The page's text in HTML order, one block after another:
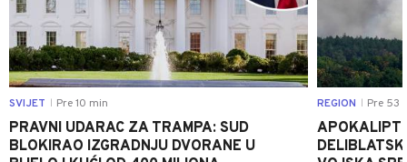
SVIJET Pre 10 min
PRAVNI UDARAC ZA TRAMPA: SUD
BLOKIRAO IZGRADNJU DVORANE U
REGION Pre 53